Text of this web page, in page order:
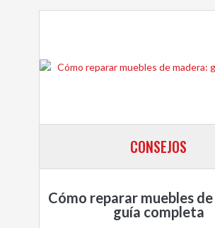
CONSEJOS
Cómo reparar muebles
guía completa